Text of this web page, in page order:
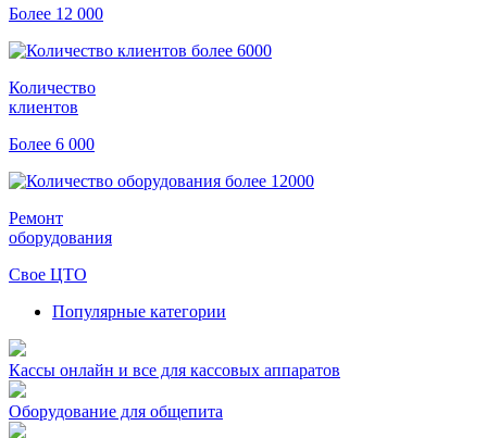
Более 12 000
Количество
клиентов
Более 6 000
Ремонт
оборудования
Свое ЦТО
Популярные категории
Кассы онлайн и все для кассовых аппаратов
Оборудование для общепита